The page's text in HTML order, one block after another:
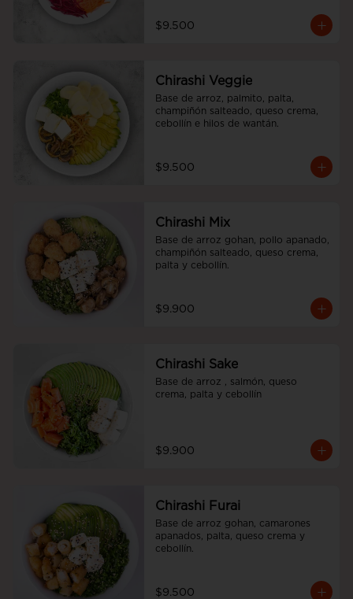
$9.500
Chirashi Veggie
Base de arroz, palmito, palta,
champiñón salteado, queso crema,
cebollín e hilos de wantán.
$9.500
Chirashi Mix
Base de arroz gohan, pollo apanado,
champiñón salteado, queso crema,
palta y cebollín.
$9.900
Chirashi Sake
Base de arroz , salmón, queso
crema, palta y cebollín
$9.900
Chirashi Furai
Base de arroz gohan, camarones
apanados, palta, queso crema y
cebollín.
$9.500